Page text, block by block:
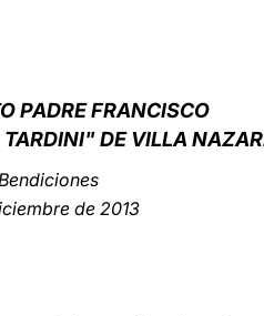
PADRE FRANCISCO
DE VILLA
de 2013